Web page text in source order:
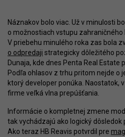
Náznakov bolo viac. Už v minulosti
o možnostiach vstupu zahraničného
V priebehu minulého roka zas bola
o odpredaji strategicky dôležitého
Dunaja, kde dnes Penta Real Estate
Podľa ohlasov z trhu pritom nejde o
ktorý developer ponúka. Naostatok,
firme veľká vlna prepúšťania.
Informácie o kompletnej zmene
tak vychádzajú ako logický dôsledok
Ako teraz HB Reavis potvrdil pre